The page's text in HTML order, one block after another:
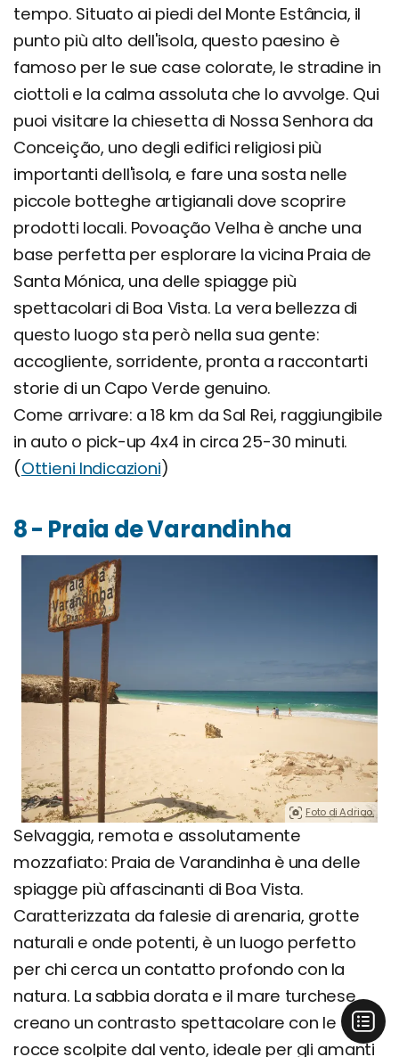
tempo. Situato ai piedi del Monte Estância, il
punto più alto dell'isola, questo paesino è
famoso per le sue case colorate, le stradine in
ciottoli e la calma assoluta che lo avvolge. Qui
puoi visitare la chiesetta di Nossa Senhora da
Conceição, uno degli edifici religiosi più
importanti dell'isola, e fare una sosta nelle
piccole botteghe artigianali dove scoprire
prodotti locali. Povoação Velha è anche una
base perfetta per esplorare la vicina Praia de
Santa Mónica, una delle spiagge più
spettacolari di Boa Vista. La vera bellezza di
questo luogo sta però nella sua gente:
accogliente, sorridente, pronta a raccontarti
storie di un Capo Verde genuino.
Come arrivare: a 18 km da Sal Rei, raggiungibile
in auto o pick-up 4x4 in circa 25-30 minuti.
(Ottieni Indicazioni)
8 - Praia de Varandinha
Foto di Adriao.
Selvaggia, remota e assolutamente
mozzafiato: Praia de Varandinha è una delle
spiagge più affascinanti di Boa Vista.
Caratterizzata da falesie di arenaria, grotte
naturali e onde potenti, è un luogo perfetto
per chi cerca un contatto profondo con la
natura. La sabbia dorata e il mare turchese
creano un contrasto spettacolare con le
rocce scolpite dal vento, ideale per gli amanti